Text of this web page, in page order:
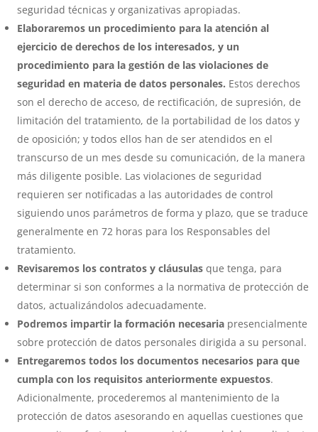
seguridad técnicas y organizativas apropiadas.
Elaboraremos un procedimiento para la atención al
ejercicio de derechos de los interesados, y un
procedimiento para la gestión de las violaciones de
seguridad en materia de datos personales. Estos derechos
son el derecho de acceso, de rectificación, de supresión, de
limitación del tratamiento, de la portabilidad de los datos y
de oposición; y todos ellos han de ser atendidos en el
transcurso de un mes desde su comunicación, de la manera
más diligente posible. Las violaciones de seguridad
requieren ser notificadas a las autoridades de control
siguiendo unos parámetros de forma y plazo, que se traduce
generalmente en 72 horas para los Responsables del
tratamiento.
Revisaremos los contratos y cláusulas que tenga, para
determinar si son conformes a la normativa de protección de
datos, actualizándolos adecuadamente.
Podremos impartir la formación necesaria presencialmente
sobre protección de datos personales dirigida a su personal.
Entregaremos todos los documentos necesarios para que
cumpla con los requisitos anteriormente expuestos.
Adicionalmente, procederemos al mantenimiento de la
protección de datos asesorando en aquellas cuestiones que